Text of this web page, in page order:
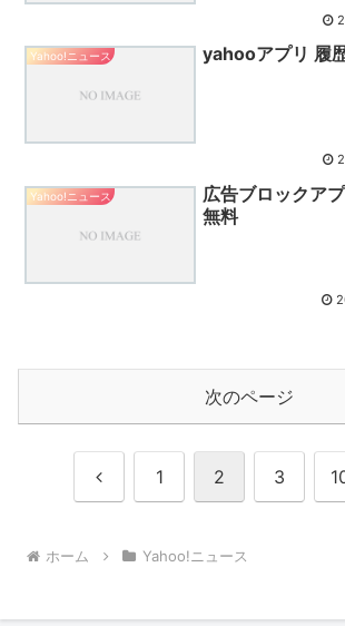
Yahoo!ニュース yahooアプリ 履
Yahoo!ニュース
広告ブロックア
無料
次のページ
前 1 2 3
ホーム Yahoo!ニュース